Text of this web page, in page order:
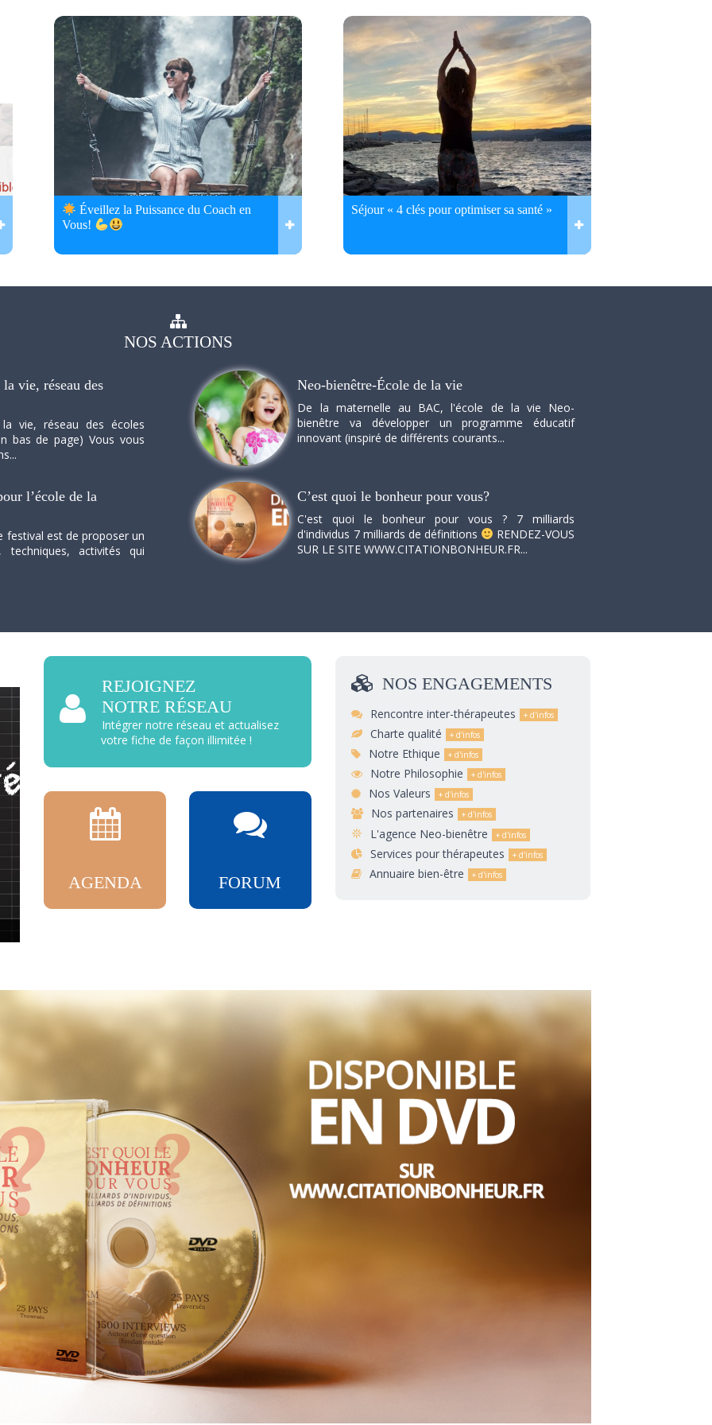
Éveillez la Puissance du Coach en
Vous!
Séjour « 4 clés pour optimiser sa santé »
NOS ACTIONS
vie, réseau des
vie, réseau des écoles
bas de page) Vous vous
Neo-bienêtre-École de la vie
De la maternelle au BAC, l'école de la vie Neo-
bienêtre va développer un programme éducatif
innovant (inspiré de différents courants...
l’école de la
festival est de proposer un
activités qui
C’est quoi le bonheur pour vous?
C'est quoi le bonheur pour vous ? 7 milliards
d'individus 7 milliards de définitions
RENDEZ-VOUS
SUR LE SITE WWW.CITATIONBONHEUR.FR...
REJOIGNEZ
NOTRE RÉSEAU
Intégrer notre réseau et actualisez
votre fiche de façon illimitée !
AGENDA FORUM
NOS ENGAGEMENTS
Rencontre inter-thérapeutes
Charte qualité
Notre Ethique
Notre Philosophie
Nos Valeurs
Nos partenaires
L'agence Neo-bienêtre
Services pour thérapeutes
Annuaire bien-être